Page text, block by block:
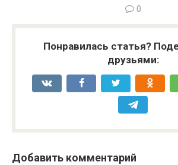
0
Понравилась статья?
друзьями:
Добавить комментарий